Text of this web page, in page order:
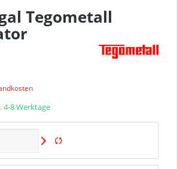
Tegometall
4-8 Werktage